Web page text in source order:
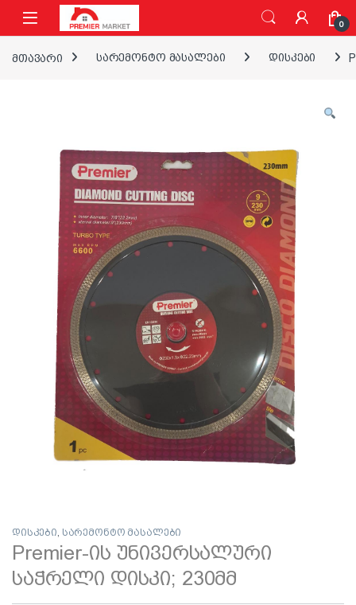
ნავიგაციაზე გადასვლა
შინაარსზე გადასვლა
0
მთავარი სარემონტო მასალები დისკები
დისკები, სარემონტო მასალები
Premier-ის უნივერსალური
საჭრელი დისკი; 230მმ